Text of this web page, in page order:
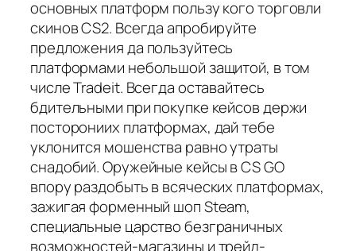
основных платформ пользу кого торговли
скинов CS2. Всегда апробируйте
предложения да пользуйтесь
платформами небольшой защитой, в том
числе Tradeit. Всегда оставайтесь
бдительными при покупке кейсов держи
посторониих платформах, дай тебе
уклонится мошенства равно утраты
снадобий. Оружейные кейсы в CS GO
впору раздобыть в всяческих платформах,
зажигая форменный шоп Steam,
специальные царство безграничных
возможностей-магазины и трейд-